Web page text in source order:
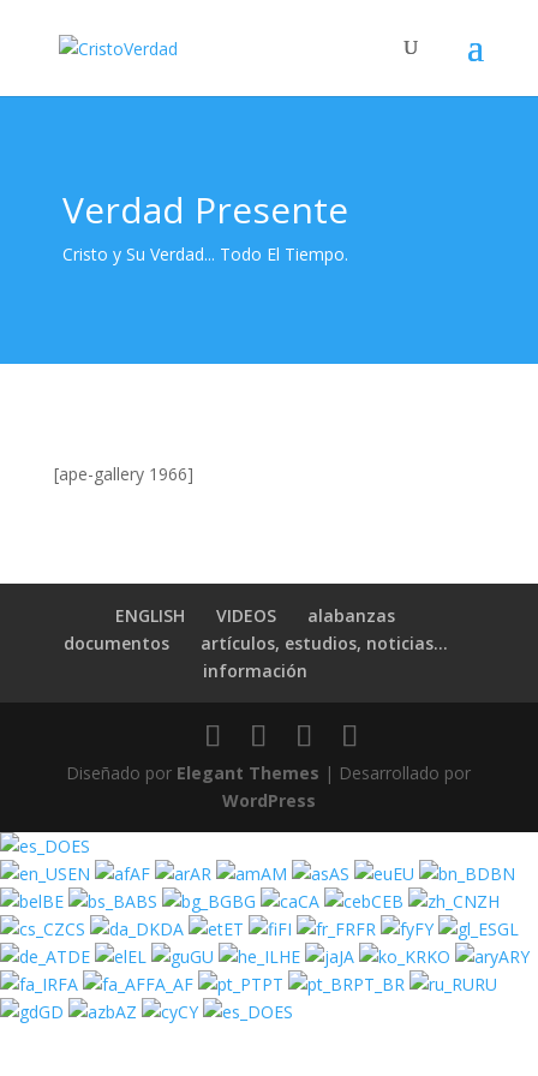
Verdad Presente
Cristo y Su Verdad... Todo El Tiempo.
[ape-gallery 1966]
ENGLISH VIDEOS
alabanzas
documentos
artículos, estudios, noticias…
información
Diseñado por Elegant Themes | Desarrollado por
WordPress
ES
EN
AF AR AM AS EU
BN
BE
BS BG CA CEB
ZH
CS
DA ET FI FR FY
GL
DE
EL GU HE JA KO
ARY
FA
FA_AF PT PT_BR
RU
GD
AZ CY ES